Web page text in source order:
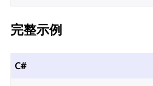
完整示例
C#